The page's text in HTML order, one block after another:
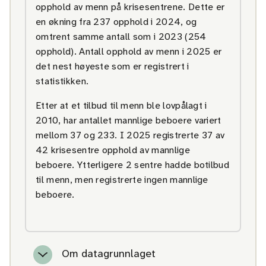
opphold av menn på krisesentrene. Dette er
en økning fra 237 opphold i 2024, og
omtrent samme antall som i 2023 (254
opphold). Antall opphold av menn i 2025 er
det nest høyeste som er registrert i
statistikken.
Etter at et tilbud til menn ble lovpålagt i
2010, har antallet mannlige beboere variert
mellom 37 og 233. I 2025 registrerte 37 av
42 krisesentre opphold av mannlige
beboere. Ytterligere 2 sentre hadde botilbud
til menn, men registrerte ingen mannlige
beboere.
Om datagrunnlaget